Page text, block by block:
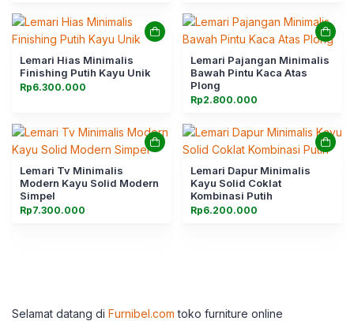
Lemari Hias Minimalis
Finishing Putih Kayu Unik
Rp6.300.000
Lemari Pajangan Minimalis
Bawah Pintu Kaca Atas
Plong
Rp2.800.000
Lemari Tv Minimalis
Modern Kayu Solid Modern
Simpel
Rp7.300.000
Lemari Dapur Minimalis
Kayu Solid Coklat
Kombinasi Putih
Rp6.200.000
Selamat datang di Furnibel.com toko furniture online